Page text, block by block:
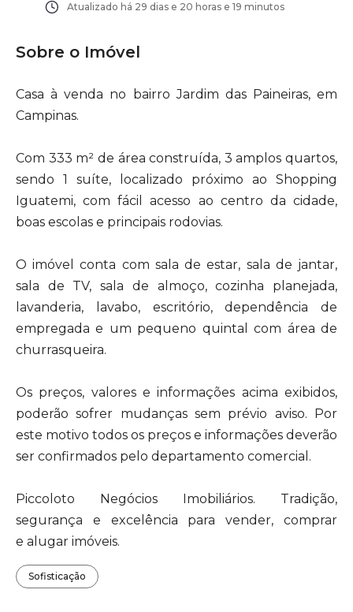
Atualizado há 29 dias e 20 horas e 19 minutos
Sobre o Imóvel
Casa à venda no bairro Jardim das Paineiras, em
Campinas.
Com 333 m² de área construída, 3 amplos quartos,
sendo 1 suíte, localizado próximo ao Shopping
Iguatemi, com fácil acesso ao centro da cidade,
boas escolas e principais rodovias.
O imóvel conta com sala de estar, sala de jantar,
sala de TV, sala de almoço, cozinha planejada,
lavanderia, lavabo, escritório, dependência de
empregada e um pequeno quintal com área de
churrasqueira.
Os preços, valores e informações acima exibidos,
poderão sofrer mudanças sem prévio aviso. Por
este motivo todos os preços e informações deverão
ser confirmados pelo departamento comercial.
Piccoloto Negócios Imobiliários. Tradição,
segurança e excelência para vender, comprar
e alugar imóveis.
Sofisticação